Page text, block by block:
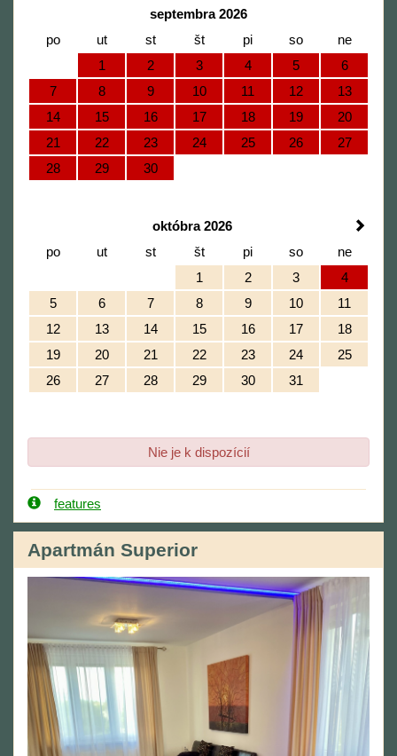
septembra 2026
po
ut st št pi so
ne
1
2 3 4 5
6
7
8 9 10 11 12
13
14
15 16 17 18 19
20
21
22 23 24 25 26
27
28
29 30
októbra 2026
po
ut st št pi so
ne
1
2 3
4
5
6 7 8 9 10
11
12
13 14 15 16 17
18
19
20 21 22 23 24
25
26
27 28 29 30 31
Nie je k dispozícií
features
Apartmán Superior
Previous Next